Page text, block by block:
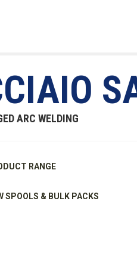
ARC WELDING
RANGE
SPOOLS & BULK PACKS